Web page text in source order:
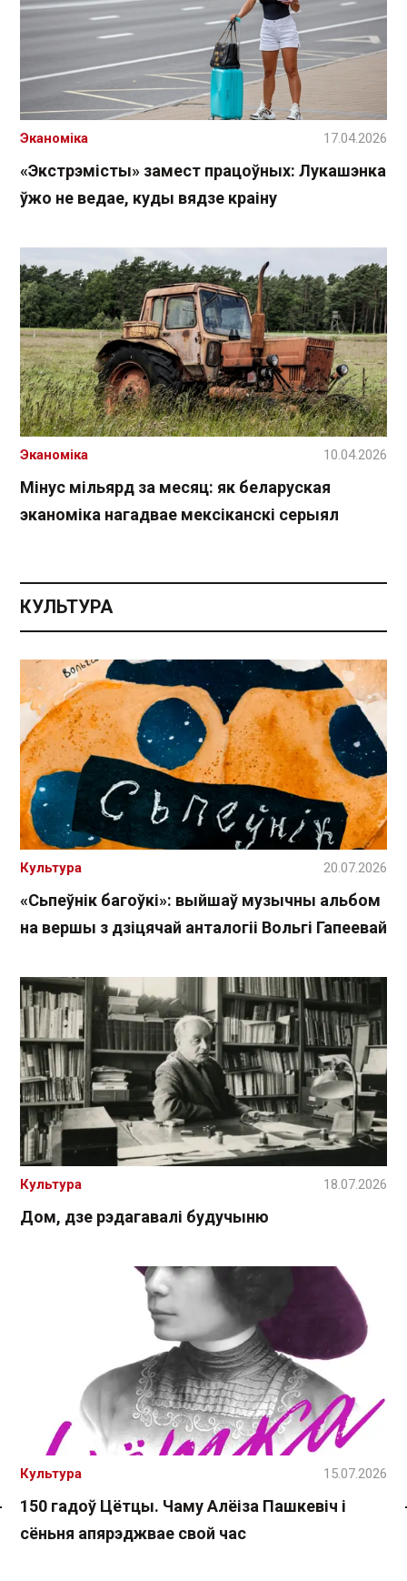
Спасылка без VPN
«Экстрэмісты» замест працоўных: Лукашэнка
ўжо не ведае, куды вядзе краіну
Эканоміка 17.04.2026
Мінус мільярд за месяц: як беларуская
эканоміка нагадвае мексіканскі серыял
Эканоміка 10.04.2026
КУЛЬТУРА
«Сьпеўнік багоўкі»: выйшаў музычны альбом
на вершы з дзіцячай анталогіі Вольгі Гапеевай
Культура 20.07.2026
Дом, дзе рэдагавалі будучыню
Культура 18.07.2026
150 гадоў Цётцы. Чаму Алёіза Пашкевіч і
сёньня апярэджвае свой час
Культура 15.07.2026